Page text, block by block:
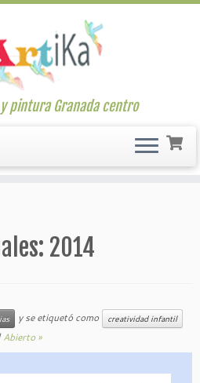
pintura Granada centro
2014
y se etiquetó como creatividad infantil
Abierto »